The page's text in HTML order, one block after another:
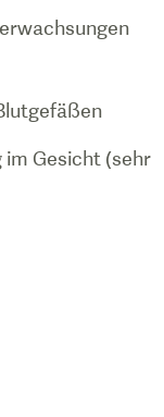
Gesicht (sehr